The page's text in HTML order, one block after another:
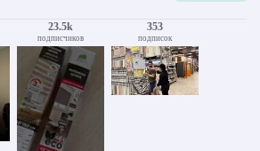
23.5k
подписчиков
353
подписок